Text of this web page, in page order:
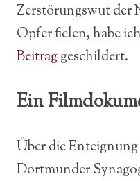
Zerstörungswut der
Opfer fielen, habe
Beitraggeschildert.
Ein
Über die
Dortmunder